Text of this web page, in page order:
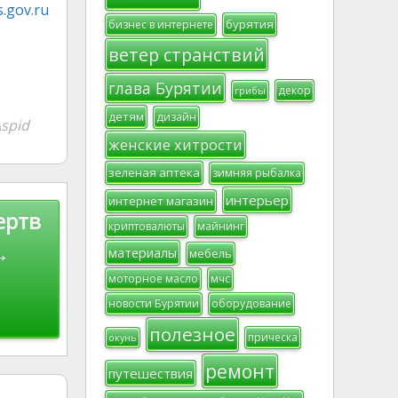
бизнес в интернете бурятия
ветер странствий
глава Бурятии грибы декор
детям дизайн
женские хитрости
зеленая аптека зимняя рыбалка
интернет магазин интерьер
криптовалюты майнинг
материалы мебель
моторное масло
мчс
новости Бурятии
оборудование
окунь полезное прическа
путешествия ремонт